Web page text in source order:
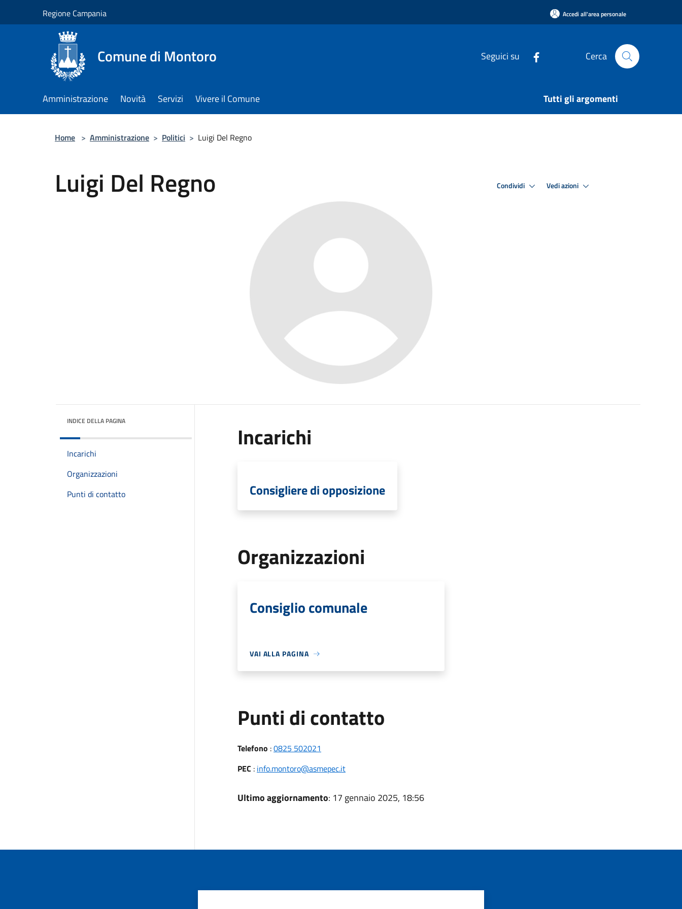
Regione Campania Accedi all'area personale
Comune di Montoro Seguici su Cerca
Amministrazione Novità Servizi Vivere il Comune Tutti gli argomenti
Home > Amministrazione > Politici > Luigi Del Regno
Luigi Del Regno Condividi Vedi azioni
INDICE DELLA PAGINA
Incarichi
Organizzazioni
Punti di contatto
Incarichi
Consigliere di opposizione
Organizzazioni
Consiglio comunale
VAI ALLA PAGINA
Punti di contatto
Telefono :0825 502021
PEC : info.montoro@asmepec.it
Ultimo aggiornamento: 17 gennaio 2025, 18:56